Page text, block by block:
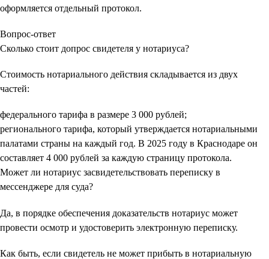
оформляется отдельный протокол.
Вопрос-ответ
Сколько стоит допрос свидетеля у нотариуса?
Стоимость нотариального действия складывается из двух
частей:
федерального тарифа в размере 3 000 рублей;
регионального тарифа, который утверждается нотариальными
палатами страны на каждый год. В 2025 году в Краснодаре он
составляет 4 000 рублей за каждую страницу протокола.
Может ли нотариус засвидетельствовать переписку в
мессенджере для суда?
Да, в порядке обеспечения доказательств нотариус может
провести осмотр и удостоверить электронную переписку.
Как быть, если свидетель не может прибыть в нотариальную